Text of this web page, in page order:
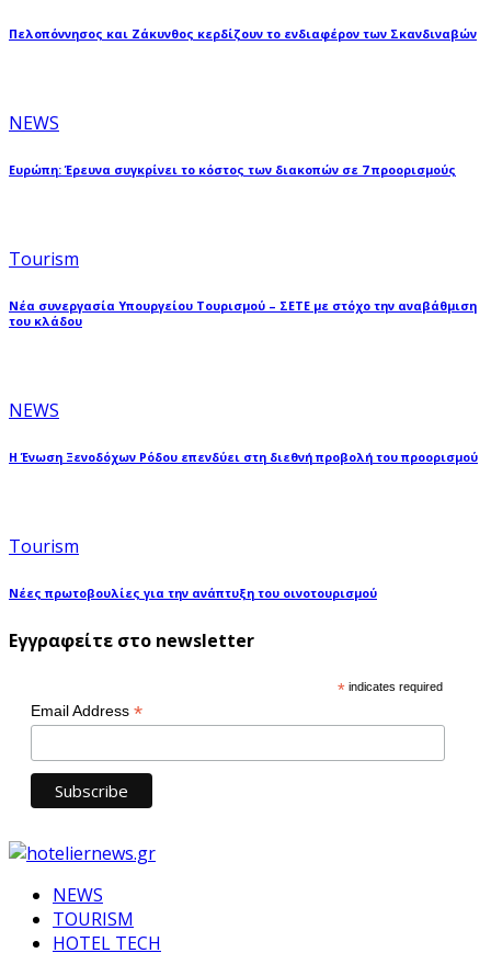
Πελοπόννησος και Ζάκυνθος κερδίζουν το ενδιαφέρον των Σκανδιναβών
NEWS
Ευρώπη: Έρευνα συγκρίνει το κόστος των διακοπών σε 7 προορισμούς
Tourism
Νέα συνεργασία Υπουργείου Τουρισμού – ΣΕΤΕ με στόχο την αναβάθμιση
του κλάδου
NEWS
Η Ένωση Ξενοδόχων Ρόδου επενδύει στη διεθνή προβολή του προορισμού
Tourism
Νέες πρωτοβουλίες για την ανάπτυξη του οινοτουρισμού
Εγγραφείτε στο newsletter
* indicates required
Email Address *
NEWS
TOURISM
HOTEL TECH